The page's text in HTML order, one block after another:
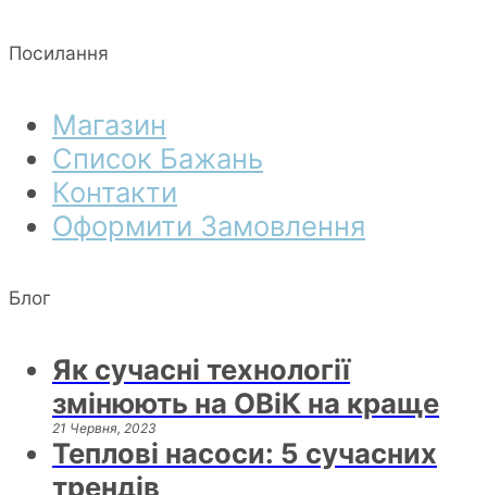
Посилання
Магазин
Список Бажань
Контакти
Оформити Замовлення
Блог
Як сучасні технології
змінюють на ОВіК на краще
21 Червня, 2023
Теплові насоси: 5 сучасних
трендів